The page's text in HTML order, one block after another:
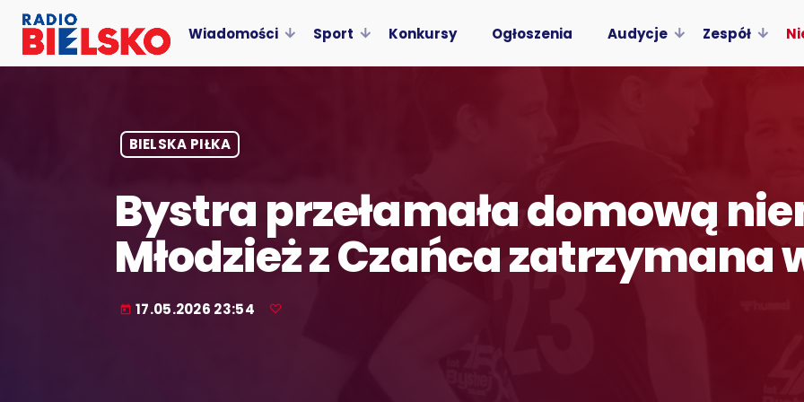
Wiadomości Sport Konkursy Ogłoszenia Audycje Zespół
BIELSKA PIŁKA
Bystra przełamała domową
Młodzież z Czańca zatrzymana
today 17.05.2026 23:54